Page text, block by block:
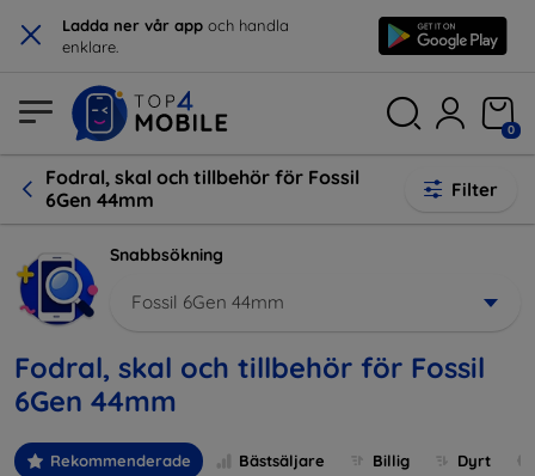
× Ladda ner vår app och handla
enklare.
0
Fodral, skal och tillbehör för Fossil
6Gen 44mm
Filter
Snabbsökning
Fossil 6Gen 44mm
Fodral, skal och tillbehör för Fossil
6Gen 44mm
Rekommenderade Bästsäljare Billig Dyrt